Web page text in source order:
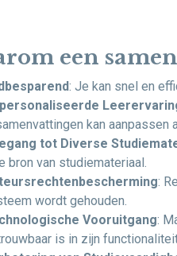
een
: Je kan snel en
kan aanpassen
tot Diverse
bron van studiemateriaal.
:
wordt gehouden.
Vooruitgang:
is in zijn